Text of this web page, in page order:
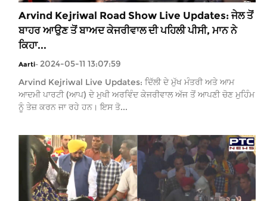
Arvind Kejriwal Road Show Live Updates: ਜੇਲ ਤੋਂ
ਬਾਹਰ ਆਉਣ ਤੋਂ ਬਾਅਦ ਕੇਜਰੀਵਾਲ ਦੀ ਪਹਿਲੀ ਪੀਸੀ, ਮਾਨ ਨੇ
ਕਿਹਾ...
Aarti- 2024-05-11 13:07:59
Arvind Kejriwal Live Updates: ਦਿੱਲੀ ਦੇ ਮੁੱਖ ਮੰਤਰੀ ਅਤੇ ਆਮ
ਆਦਮੀ ਪਾਰਟੀ (ਆਪ) ਦੇ ਮੁਖੀ ਅਰਵਿੰਦ ਕੇਜਰੀਵਾਲ ਅੱਜ ਤੋਂ ਆਪਣੀ ਚੋਣ ਮੁਹਿੰਮ
ਨੂੰ ਤੇਜ਼ ਕਰਨ ਜਾ ਰਹੇ ਹਨ। ਇਸ ਤੋ...